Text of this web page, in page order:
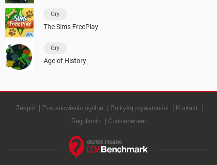
Gry
The Sims FreePlay
Gry
Age of History
Zespół Postanowienia ogólne Polityką prywatności
Kontakt
Regulamin
Cookiebeheer